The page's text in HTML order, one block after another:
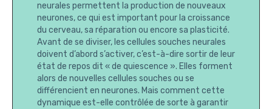
neurales permettent la production de nouveaux
neurones, ce qui est important pour la croissance
du cerveau, sa réparation ou encore sa plasticité.
Avant de se diviser, les cellules souches neurales
doivent d’abord s’activer, c’est-à-dire sortir de leur
état de repos dit « de quiescence ». Elles forment
alors de nouvelles cellules souches ou se
différencient en neurones. Mais comment cette
dynamique est-elle contrôlée de sorte à garantir